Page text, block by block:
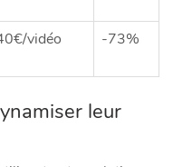
vidéo -73%
leur